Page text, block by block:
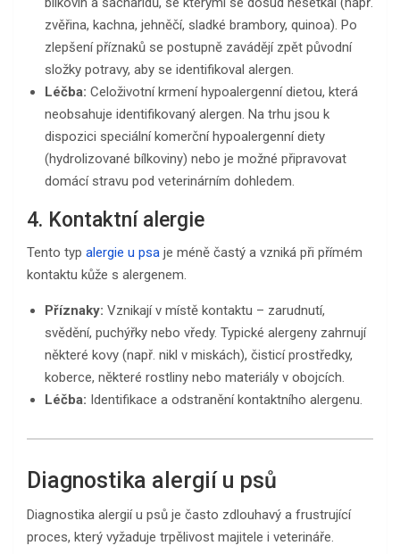
zvěřina, kachna, jehněčí, sladké brambory, quinoa). Po
zlepšení příznaků se postupně zavádějí zpět původní
složky potravy, aby se identifikoval alergen.
Léčba: Celoživotní krmení hypoalergenní dietou, která
neobsahuje identifikovaný alergen. Na trhu jsou k
dispozici speciální komerční hypoalergenní diety
(hydrolizované bílkoviny) nebo je možné připravovat
domácí stravu pod veterinárním dohledem.
4. Kontaktní alergie
Tento typ alergie u psa je méně častý a vzniká při přímém
kontaktu kůže s alergenem.
Příznaky: Vznikají v místě kontaktu – zarudnutí,
svědění, puchýřky nebo vředy. Typické alergeny zahrnují
některé kovy (např. nikl v miskách), čisticí prostředky,
koberce, některé rostliny nebo materiály v obojcích.
Léčba: Identifikace a odstranění kontaktního alergenu.
Diagnostika alergií u psů
Diagnostika alergií u psů je často zdlouhavý a frustrující
proces, který vyžaduje trpělivost majitele i veterináře.